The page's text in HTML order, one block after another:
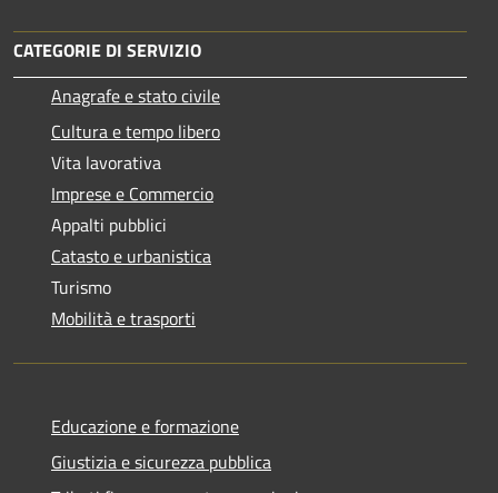
CATEGORIE DI SERVIZIO
Anagrafe e stato civile
Cultura e tempo libero
Vita lavorativa
Imprese e Commercio
Appalti pubblici
Catasto e urbanistica
Turismo
Mobilità e trasporti
Educazione e formazione
Giustizia e sicurezza pubblica